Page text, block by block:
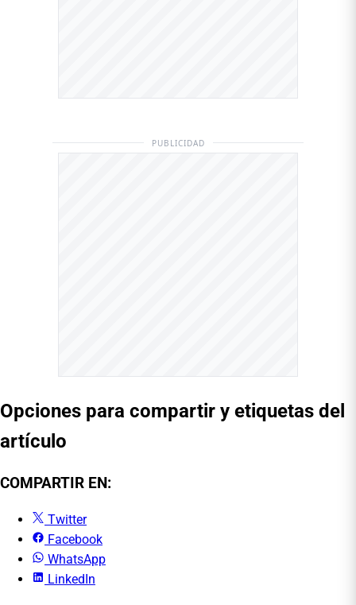
PUBLICIDAD
Opciones para compartir y etiquetas del
artículo
COMPARTIR EN:
Twitter
Facebook
WhatsApp
LinkedIn